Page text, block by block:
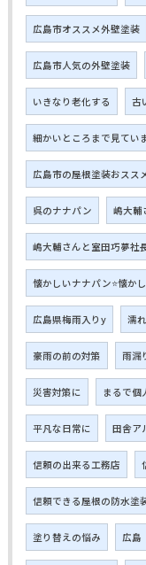
広島市オススメ外壁塗装
広島市人気の外壁塗装
いきなり老化する 古
細かいところまで見てい
広島市の屋根塗装おスス
呉のナナパン 嶋大輔
嶋大輔さんと室田巧夢社
懐かしいナナパン⭐懐か
広島県梅雨入りy 濡
豪雨の前の対策 雨漏
災害対策に まるで個
平凡な日常に 田舎ア
信頼の出来る工務店
信頼できる屋根の防水塗
塗り替えの悩み 広